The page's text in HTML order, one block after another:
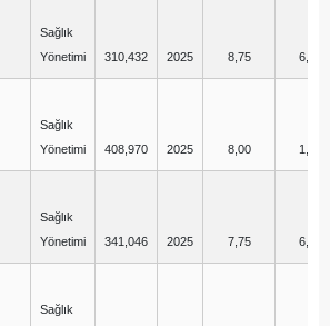
Sağlık
Yönetimi
310,432 2025 8,75 6,25
Sağlık
Yönetimi
408,970 2025 8,00 1,50
Sağlık
Yönetimi
341,046 2025 7,75 6,00
Sağlık